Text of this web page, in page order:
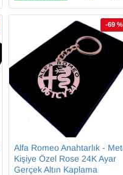
-69 %
Alfa Romeo Anahtarlık -
Kişiye Özel Rose 24K Ayar
Gerçek Altın Kaplama